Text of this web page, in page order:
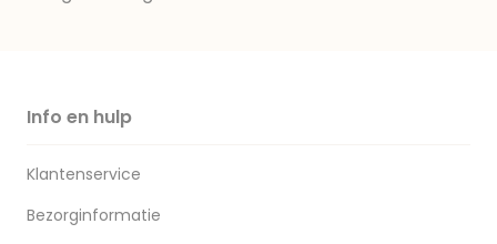
Info en hulp
Klantenservice
Bezorginformatie